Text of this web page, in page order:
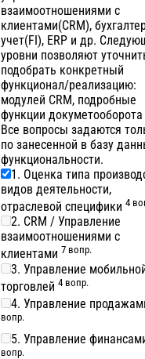
взаимоотношениями с
клиентами(CRM),
учет(FI), ERP и др.
уровни позволяют
подобрать конкретный
функционал/реализацию:
модулей CRM, подробные
функции докуметооборота
Все вопросы задаются
по занесенной в базу
функциональности.
1. Оценка типа
видов деятельности,
отраслевой специфики 4
2. CRM / Управление
взаимоотношениями с
клиентами 7 вопр.
3. Управление
торговлей 4 вопр.
4. Управление
вопр.
5. Управление
вопр.